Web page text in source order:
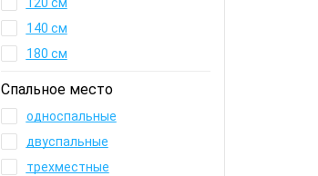
120 см
140 см
180 см
Спальное место
односпальные
двуспальные
трехместные